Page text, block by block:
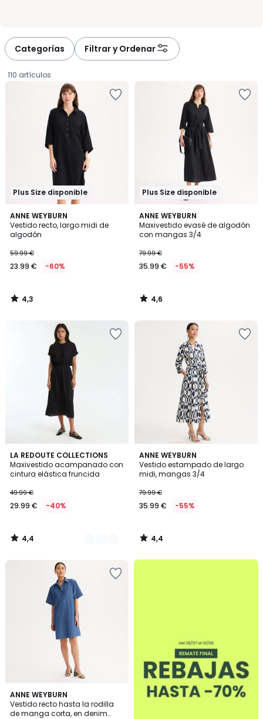
Categorías Filtrar y Ordenar
110 artículos
Plus Size disponible
ANNE WEYBURN
Vestido recto, largo midi de
algodón
€
en
de
59.99
descuento
59.99 €
23.99 € -60%
4,3
/ 5
4,3
/
Plus Size disponible
ANNE WEYBURN
Maxivestido evasé de algodón
con mangas 3/4
79.99 €
35.99 € -55%
4,6
/ 5
4,6
/
LA REDOUTE COLLECTIONS
Maxivestido acampanado con
cintura elástica fruncida
49.99 €
29.99 € -40%
4,4
/ 5
2
Colores
4,4
/
ANNE WEYBURN
Vestido estampado de largo
midi, mangas 3/4
79.99 €
35.99 € -55%
4,4
/ 5
4,4
/
ANNE WEYBURN
Vestido recto hasta la rodilla
de manga corta, en denim
4,3
/ 5
.